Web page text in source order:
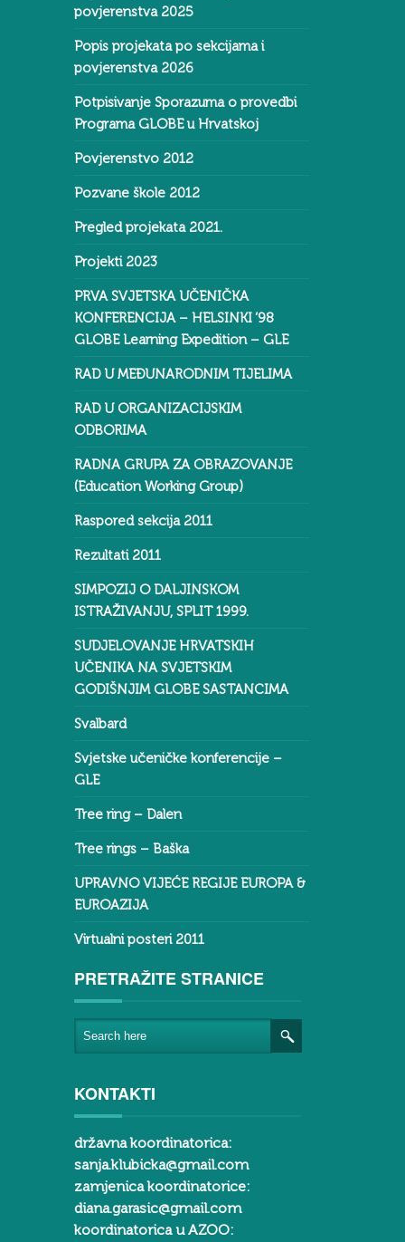
povjerenstva 2025
Popis projekata po sekcijama i
povjerenstva 2026
Potpisivanje Sporazuma o provedbi
Programa GLOBE u Hrvatskoj
Povjerenstvo 2012
Pozvane škole 2012
Pregled projekata 2021.
Projekti 2023
PRVA SVJETSKA UČENIČKA
KONFERENCIJA – HELSINKI ‘98
GLOBE Learning Expedition – GLE
RAD U MEĐUNARODNIM TIJELIMA
RAD U ORGANIZACIJSKIM
ODBORIMA
RADNA GRUPA ZA OBRAZOVANJE
(Education Working Group)
Raspored sekcija 2011
Rezultati 2011
SIMPOZIJ O DALJINSKOM
ISTRAŽIVANJU, SPLIT 1999.
SUDJELOVANJE HRVATSKIH
UČENIKA NA SVJETSKIM
GODIŠNJIM GLOBE SASTANCIMA
Svalbard
Svjetske učeničke konferencije –
GLE
Tree ring – Dalen
Tree rings – Baška
UPRAVNO VIJEĆE REGIJE EUROPA &
EUROAZIJA
Virtualni posteri 2011
PRETRAŽITE STRANICE
KONTAKTI
državna koordinatorica:
sanja.klubicka@gmail.com
zamjenica koordinatorice:
diana.garasic@gmail.com
koordinatorica u AZOO: